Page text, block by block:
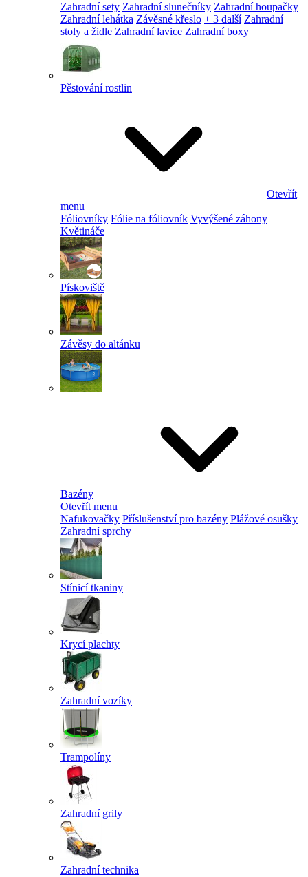
Zahradní sety Zahradní slunečníky Zahradní houpačky
Zahradní lehátka Závěsné křeslo + 3 další Zahradní
stoly a židle Zahradní lavice Zahradní boxy
Pěstování rostlin
Otevřít
menu
Fóliovníky Fólie na fóliovník Vyvýšené záhony
Květináče
Pískoviště
Závěsy do altánku
Bazény
Otevřít menu
Nafukovačky Příslušenství pro bazény Plážové osušky
Zahradní sprchy
Stínicí tkaniny
Krycí plachty
Zahradní vozíky
Trampolíny
Zahradní grily
Zahradní technika